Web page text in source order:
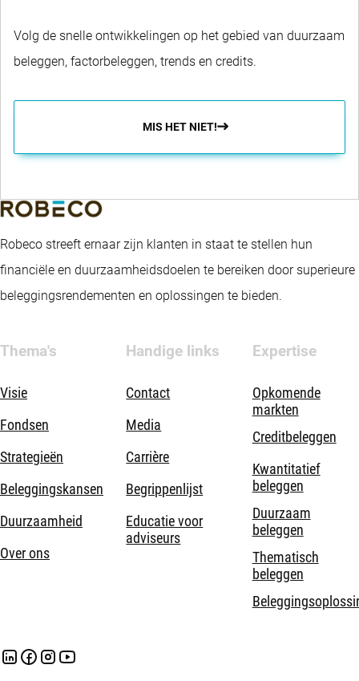
Volg de snelle ontwikkelingen op het gebied van duurzaam
beleggen, factorbeleggen, trends en credits.
MIS HET NIET!
Robeco streeft ernaar zijn klanten in staat te stellen hun
financiële en duurzaamheidsdoelen te bereiken door superieure
beleggingsrendementen en oplossingen te bieden.
Thema's
Visie
Fondsen
Strategieën
Beleggingskansen
Duurzaamheid
Over ons
Handige links
Contact
Media
Carrière
Begrippenlijst
Educatie voor
adviseurs
Expertise
Opkomende
markten
Creditbeleggen
Kwantitatief
beleggen
Duurzaam
beleggen
Thematisch
beleggen